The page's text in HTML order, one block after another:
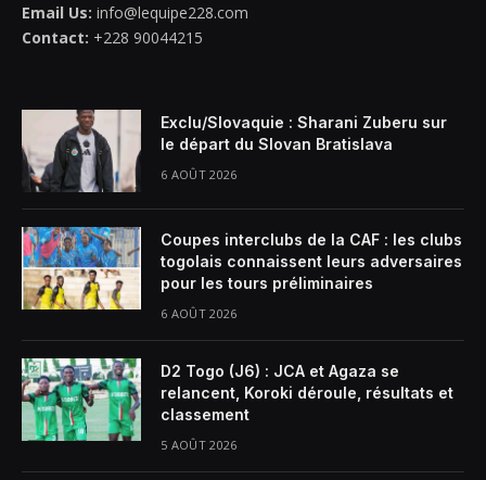
Email Us: info@lequipe228.com
Contact: +228 90044215
Exclu/Slovaquie : Sharani Zuberu sur
le départ du Slovan Bratislava
6 AOÛT 2026
Coupes interclubs de la CAF : les clubs
togolais connaissent leurs adversaires
pour les tours préliminaires
6 AOÛT 2026
D2 Togo (J6) : JCA et Agaza se
relancent, Koroki déroule, résultats et
classement
5 AOÛT 2026